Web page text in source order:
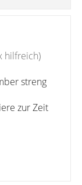
hilfreich)
streng
zur Zeit